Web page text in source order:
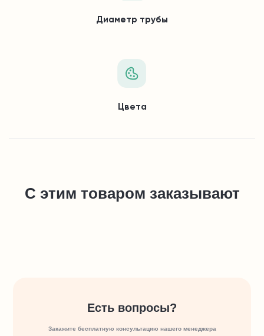
Диаметр трубы
Цвета
С этим товаром заказывают
Есть вопросы?
Закажите бесплатную консультацию нашего менеджера